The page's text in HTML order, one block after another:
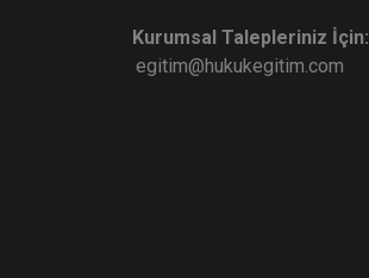
Kurumsal Talepleriniz İçin:
egitim@hukukegitim.com